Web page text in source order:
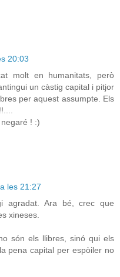
20:03
molt en humanitats, però
un càstig capital i pitjor
per aquest assumpte. Els
! :)
les 21:27
agradat. Ara bé, crec que
xineses.
són els llibres, sinó qui els
pena capital per espòiler no